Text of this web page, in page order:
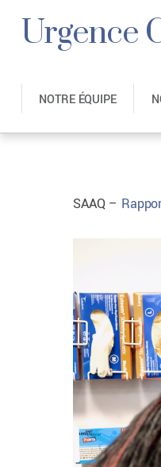
Urgence
NOTRE ÉQUIPE
SAAQ –